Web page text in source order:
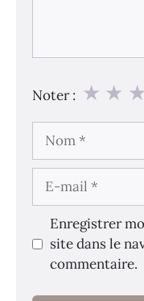
Noter : ★
★
★
Nom
E-
mail
Enregistrer
site dans le
commentaire.